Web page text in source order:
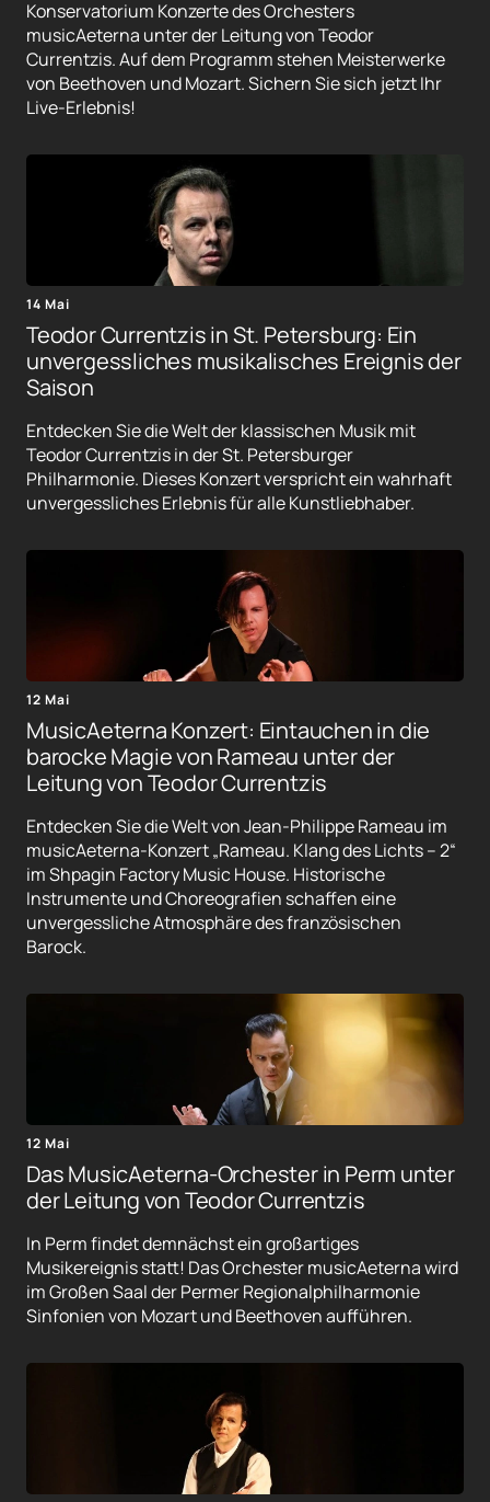
Konservatorium Konzerte des Orchesters
musicAeterna unter der Leitung von Teodor
Currentzis. Auf dem Programm stehen Meisterwerke
von Beethoven und Mozart. Sichern Sie sich jetzt Ihr
Live-Erlebnis!
14 Mai
Teodor Currentzis in St. Petersburg: Ein
unvergessliches musikalisches Ereignis der
Saison
Entdecken Sie die Welt der klassischen Musik mit
Teodor Currentzis in der St. Petersburger
Philharmonie. Dieses Konzert verspricht ein wahrhaft
unvergessliches Erlebnis für alle Kunstliebhaber.
12 Mai
MusicAeterna Konzert: Eintauchen in die
barocke Magie von Rameau unter der
Leitung von Teodor Currentzis
Entdecken Sie die Welt von Jean-Philippe Rameau im
musicAeterna-Konzert „Rameau. Klang des Lichts – 2“
im Shpagin Factory Music House. Historische
Instrumente und Choreografien schaffen eine
unvergessliche Atmosphäre des französischen
Barock.
12 Mai
Das MusicAeterna-Orchester in Perm unter
der Leitung von Teodor Currentzis
In Perm findet demnächst ein großartiges
Musikereignis statt! Das Orchester musicAeterna wird
im Großen Saal der Permer Regionalphilharmonie
Sinfonien von Mozart und Beethoven aufführen.